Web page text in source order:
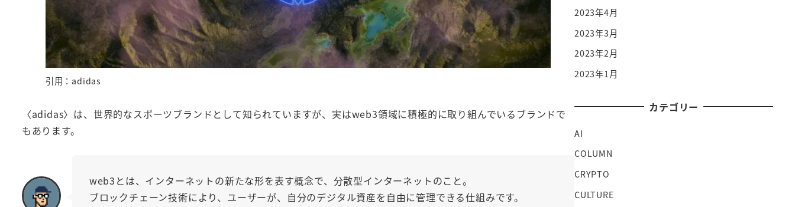
引用：adidas
〈adidas〉は、世界的なスポーツブランドとして知られていますが、実はweb3領域に積極的に取り組んでいるブランドで
もあります。
web3とは、インターネットの新たな形を表す概念で、分散型インターネットのこと。
ブロックチェーン技術により、ユーザーが、自分のデジタル資産を自由に管理できる仕組みです。
2023年4月
2023年3月
2023年2月
2023年1月
カテゴリー
AI
COLUMN
CRYPTO
CULTURE